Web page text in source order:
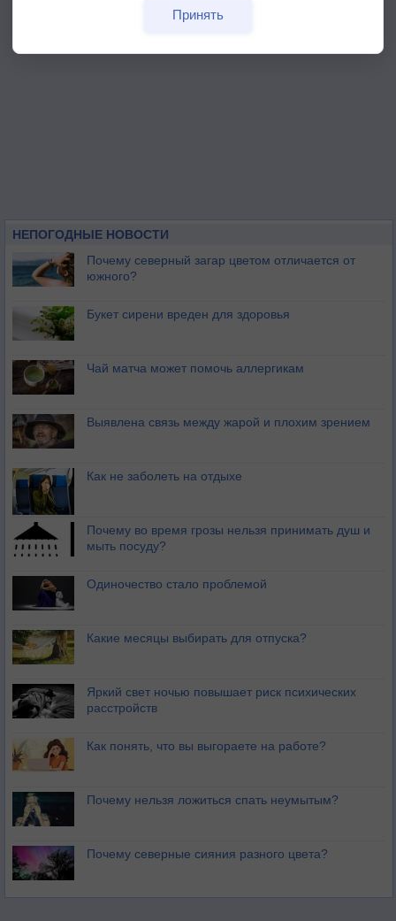
НЕПОГОДНЫЕ НОВОСТИ
Почему северный загар цветом отличается от
южного?
Букет сирени вреден для здоровья
Чай матча может помочь аллергикам
Выявлена связь между жарой и плохим зрением
Как не заболеть на отдыхе
Почему во время грозы нельзя принимать душ и
мыть посуду?
Одиночество стало проблемой
Какие месяцы выбирать для отпуска?
Яркий свет ночью повышает риск психических
расстройств
Как понять, что вы выгораете на работе?
Почему нельзя ложиться спать неумытым?
Почему северные сияния разного цвета?
Принять